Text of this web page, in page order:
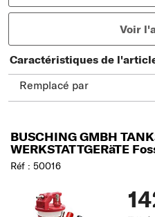
Voir
Caractéristiques de
Remplacé par
BUSCHING GMBH
WERKSTATTGERäTE
Réf : 50016